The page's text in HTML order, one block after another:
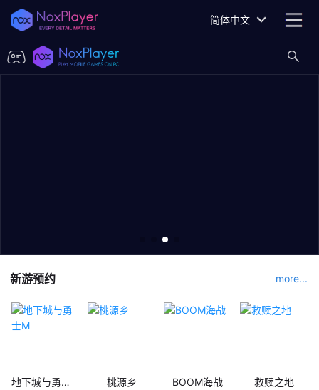
简体中文
新游预约 more...
地下城与勇士M 桃源乡 BOOM海战 救赎之地